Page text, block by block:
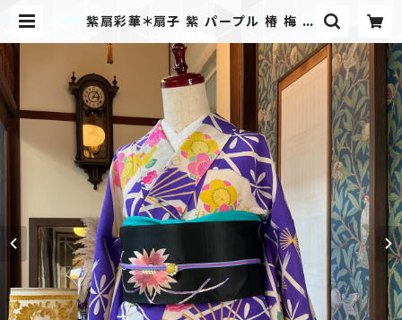
紫扇彩華＊扇子 紫 パープル 椿 梅 桐
A998 | kimono tento